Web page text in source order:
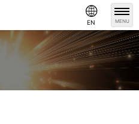
MENU
EN